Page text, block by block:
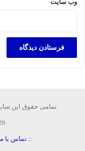
وب‌ سایت
تمامی حقوق این
:: تماس با